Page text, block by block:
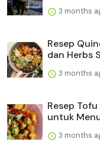
3 months
Resep
dan Herbs
3 months
Resep
untuk
3 months